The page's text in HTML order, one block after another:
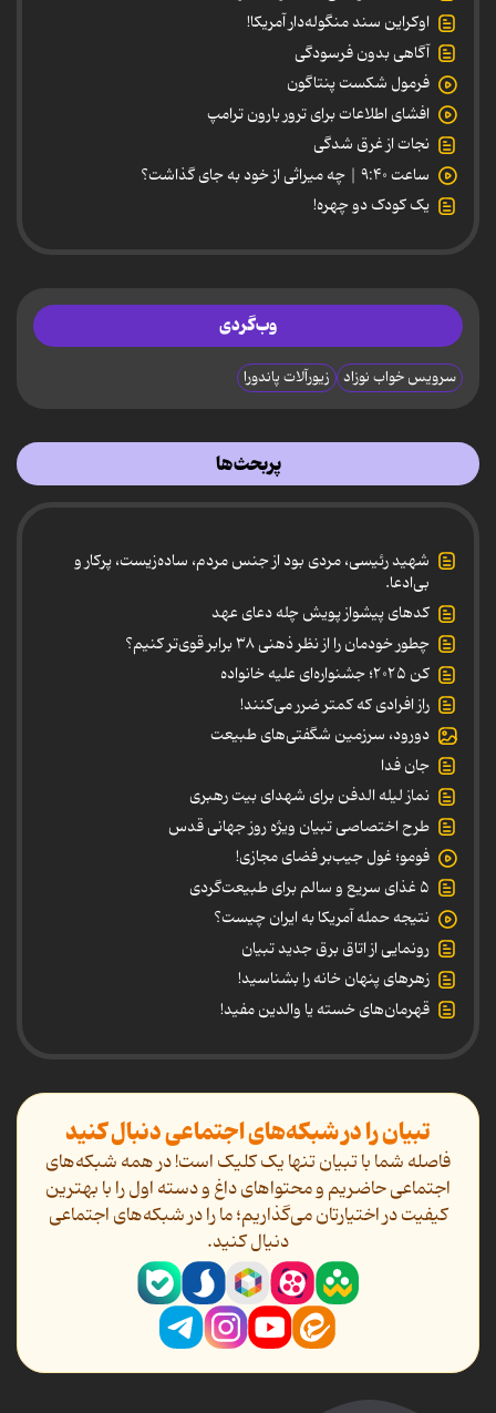
اوکراین سند منگوله‌دار آمریکا!
آگاهی بدون فرسودگی
فرمول شکست پنتاگون
افشای اطلاعات برای ترور بارون ترامپ
نجات از غرق شدگی
ساعت ۹:۴۰ | چه میراثی از خود به جای گذاشت؟
یک کودک دو چهره!
وب‌گردی
سرویس خواب نوزاد زیورآلات پاندورا
پربحث‌ها
شهید رئیسی، مردی بود از جنس مردم، ساده‌زیست، پرکار و
بی‌ادعا.
کدهای پیشواز پویش چله دعای عهد
چطور خودمان را از نظر ذهنی ۳۸ برابر قوی‌تر کنیم؟
کن ۲۰۲۵؛ جشنواره‌ای علیه خانواده
راز افرادی که کمتر ضرر می‌کنند!
دورود، سرزمین شگفتی‌های طبیعت
جان فدا
نماز لیله الدفن برای شهدای بیت رهبری
طرح اختصاصی تبیان ویژه روز جهانی قدس
فومو؛ غول جیب‌بر فضای مجازی!
۵ غذای سریع و سالم برای طبیعت‌گردی
نتیجه حمله آمریکا به ایران چیست؟
رونمایی از اتاق برق جدید تبیان
زهرهای پنهان خانه را بشناسید!
قهرمان‌های خسته یا والدین مفید!
تبیان را در شبکه‌های اجتماعی دنبال کنید
فاصله شما با تبیان تنها یک کلیک است! در همه شبکه‌های
اجتماعی حاضریم و محتواهای داغ و دسته اول را با بهترین
کیفیت در اختیارتان می‌گذاریم؛ ما را در شبکه‌های اجتماعی
دنیال کنید.